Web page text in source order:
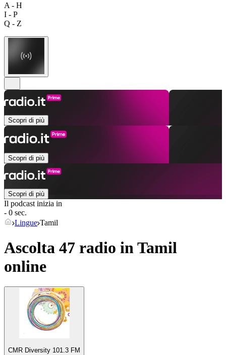
A - H
I - P
Q - Z
Scopri di più
Scopri di più
Scopri di più
Il podcast inizia in
- 0 sec.
Lingue Tamil
Ascolta 47 radio in Tamil
online
CMR Diversity 101.3 FM